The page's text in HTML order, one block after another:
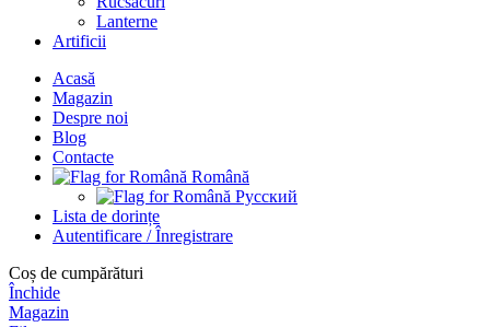
Lanterne
Artificii
Acasă
Magazin
Despre noi
Blog
Contacte
Română
Русский
Lista de dorințe
Autentificare / Înregistrare
Coș de cumpărături
Închide
Magazin